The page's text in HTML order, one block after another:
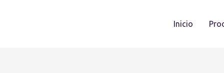
Inicio